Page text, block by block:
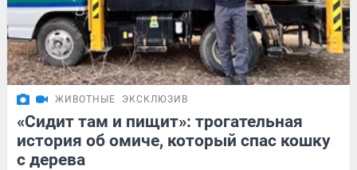
ЖИВОТНЫЕ ЭКСКЛЮЗИВ
«Сидит там и пищит»: трогательная
история об омиче, который спас кошку
с дерева